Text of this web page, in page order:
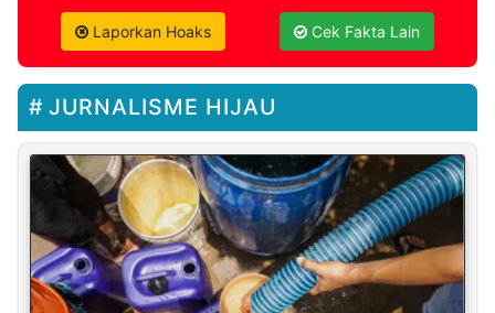
Laporkan Hoaks Cek Fakta Lain
JURNALISME HIJAU